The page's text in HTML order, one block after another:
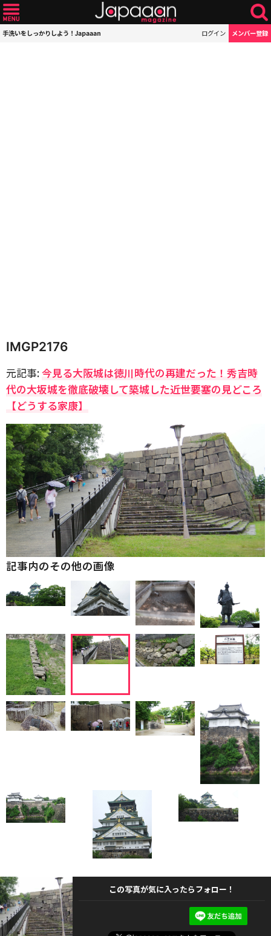
手洗いをしっかりしよう！Japaaan ログイン メンバー登録
IMGP2176
元記事:今見る大阪城は徳川時代の再建だった！秀吉時
代の大坂城を徹底破壊して築城した近世要塞の見どころ
【どうする家康】
記事内のその他の画像
この写真が気に入ったらフォロー！